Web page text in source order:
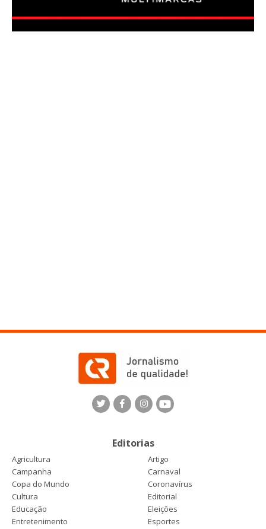
Editorias
Agricultura
Artigo
Campanha
Carnaval
Copa do Mundo
Coronavírus
Cultura
Editorial
Educação
Eleições
Entretenimento
Esportes